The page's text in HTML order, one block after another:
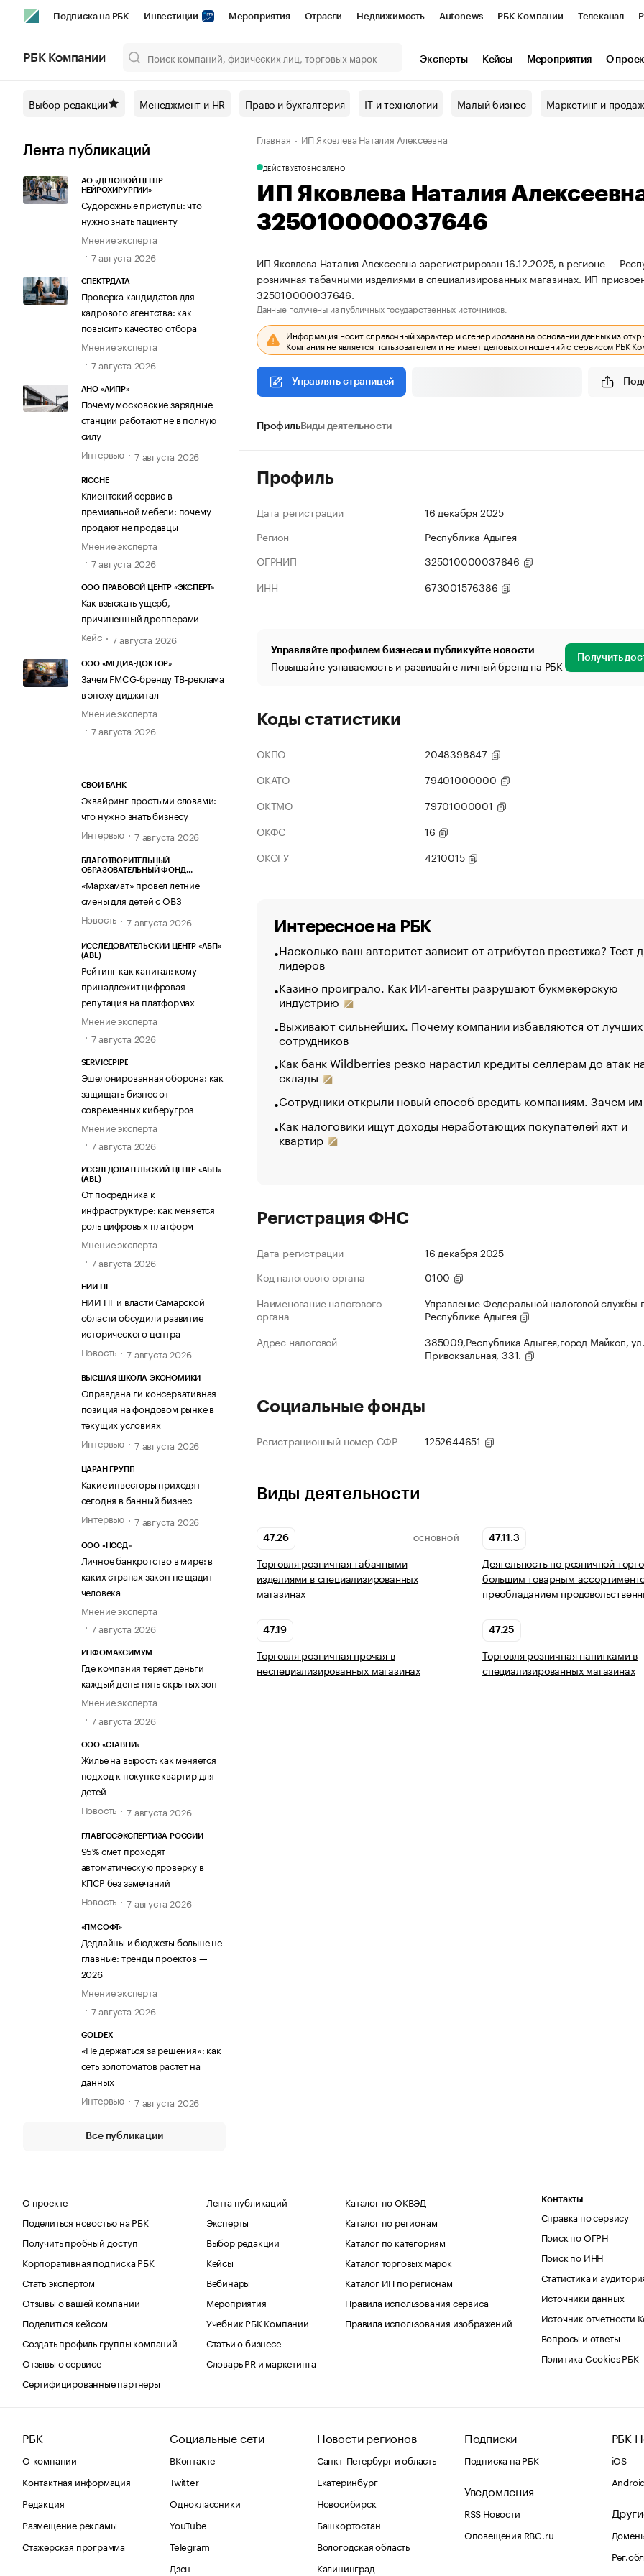
Подписка на РБК Инвестиции Мероприятия Отрасли Недвижимость Autonews РБК Компании Телеканал
Спецпроекты СПб Конференции СПб Спецпроекты Проверка контрагентов
Технологии и медиа Рынок наличной валюты
РБК Компании Эксперты Кейсы Мероприятия О
Выбор редакции Менеджмент и HR Право и бухгалтерия IT и технологии Малый бизнес Маркетинг и
Лента публикаций
АО «ДЕЛОВОЙ ЦЕНТР
НЕЙРОХИРУРГИИ»
Судорожные приступы: что
нужно знать пациенту
Мнение эксперта
7 августа 2026
СПЕКТРДАТА
Проверка кандидатов для
кадрового агентства: как
повысить качество отбора
Мнение эксперта
7 августа 2026
АНО «АИПР»
Почему московские зарядные
станции работают не в полную
силу
Интервью
7 августа 2026
RICCHE
Клиентский сервис в
премиальной мебели: почему
продают не продавцы
Мнение эксперта
7 августа 2026
ООО ПРАВОВОЙ ЦЕНТР «ЭКСПЕРТ»
Как взыскать ущерб,
причиненный дропперами
Кейс
7 августа 2026
ООО «МЕДИА-ДОКТОР»
Зачем FMCG-бренду ТВ-реклама
в эпоху диджитал
Мнение эксперта
7 августа 2026
СВОЙ БАНК
Эквайринг простыми словами:
что нужно знать бизнесу
Интервью
7 августа 2026
БЛАГОТВОРИТЕЛЬНЫЙ
ОБРАЗОВАТЕЛЬНЫЙ ФОНД
«Мархамат» провел летние
смены для детей с ОВЗ
Новость
7 августа 2026
ИССЛЕДОВАТЕЛЬСКИЙ ЦЕНТР «АБП»
(ABL)
Рейтинг как капитал: кому
принадлежит цифровая
репутация на платформах
Мнение эксперта
7 августа 2026
SERVICEPIPE
Эшелонированная оборона: как
защищать бизнес от
современных киберугроз
Мнение эксперта
7 августа 2026
ИССЛЕДОВАТЕЛЬСКИЙ ЦЕНТР «АБП»
(ABL)
От посредника к
инфраструктуре: как меняется
роль цифровых платформ
Мнение эксперта
7 августа 2026
НИИ ПГ
НИИ ПГ и власти Самарской
области обсудили развитие
исторического центра
Новость
7 августа 2026
ВЫСШАЯ ШКОЛА ЭКОНОМИКИ
Оправдана ли консервативная
позиция на фондовом рынке в
текущих условиях
Интервью
7 августа 2026
ЦАРАН ГРУПП
Какие инвесторы приходят
сегодня в банный бизнес
Интервью
7 августа 2026
ООО «НССД»
Личное банкротство в мире: в
каких странах закон не щадит
человека
Мнение эксперта
7 августа 2026
ИНФОМАКСИМУМ
Где компания теряет деньги
каждый день: пять скрытых зон
Мнение эксперта
7 августа 2026
ООО «СТАВНИ»
Жилье на вырост: как меняется
подход к покупке квартир для
детей
Новость
7 августа 2026
ГЛАВГОСЭКСПЕРТИЗА РОССИИ
95% смет проходят
автоматическую проверку в
КПСР без замечаний
Новость
7 августа 2026
«ПМСОФТ»
Дедлайны и бюджеты больше не
главные: тренды проектов —
2026
Мнение эксперта
7 августа 2026
GOLDEX
«Не держаться за решения»: как
сеть золотоматов растет на
данных
Интервью
7 августа 2026
Все публикации
Главная ИП Яковлева Наталия Алексеевна
ДЕЙСТВУЕТОБНОВЛЕНО
ИП Яковлева Наталия
325010000037646
ИП Яковлева Наталия Алексеевна зарегистрирован 16.12.2025, в регионе —
розничная табачными изделиями в специализированных магазинах. ИП
325010000037646.
Данные получены из публичных государственных источников.
Информация носит справочный характер и сгенерирована на основании данных из
Компания не является пользователем и не имеет деловых отношений с сервисом РБК
Управлять страницей
ПрофильВиды деятельности
Профиль
Дата регистрации
16 декабря 2025
Регион
Республика Адыгея
ОГРНИП
325010000037646
ИНН
673001576386
Управляйте профилем бизнеса и публикуйте новости
Повышайте узнаваемость и развивайте личный бренд на РБК Получить
Коды статистики
ОКПО
2048398847
ОКАТО
79401000000
ОКТМО
79701000001
ОКФС
16
ОКОГУ
4210015
Интересное на РБК
Насколько ваш авторитет зависит от атрибутов престижа? Тест
лидеров
Казино проиграло. Как ИИ-агенты разрушают букмекерскую
индустрию
Выживают сильнейших. Почему компании избавляются от лучших
сотрудников
Как банк Wildberries резко нарастил кредиты селлерам до атак
склады
Сотрудники открыли новый способ вредить компаниям. Зачем
Как налоговики ищут доходы неработающих покупателей яхт и
квартир
Регистрация ФНС
Дата регистрации
16 декабря 2025
Код налогового органа
0100
Наименование налогового
органа
Управление Федеральной налоговой службы
Республике Адыгея
Адрес налоговой
385009,Республика Адыгея,город Майкоп, ул.
Привокзальная, 331.
Социальные фонды
Регистрационный номер СФР 1252644651
Виды деятельности
47.26 ОСНОВНОЙ
Торговля розничная табачными
изделиями в специализированных
магазинах
47.11.3
Деятельность по розничной
большим товарным
преобладанием
47.19
Торговля розничная прочая в
неспециализированных магазинах
47.25
Торговля розничная напитками в
специализированных магазинах
О проекте
Поделиться новостью на РБК
Получить пробный доступ
Корпоративная подписка РБК
Стать экспертом
Отзывы о вашей компании
Поделиться кейсом
Создать профиль группы компаний
Отзывы о сервисе
Сертифицированные партнеры
Лента публикаций
Эксперты
Выбор редакции
Кейсы
Вебинары
Мероприятия
Учебник РБК Компании
Статьи о бизнесе
Словарь PR и маркетинга
Каталог по ОКВЭД
Каталог по регионам
Каталог по категориям
Каталог торговых марок
Каталог ИП по регионам
Правила использования сервиса
Правила использования изображений
Контакты
Справка по сервису
Поиск по ОГРН
Поиск по ИНН
Статистика и
Источники данных
Источник отчетности
Вопросы и ответы
Политика Cookies РБК
РБК
О компании
Контактная информация
Редакция
Размещение рекламы
Стажерская программа
Социальные сети
ВКонтакте
Twitter
Одноклассники
YouTube
Telegram
Дзен
Новости регионов
Санкт-Петербург и область
Екатеринбург
Новосибирск
Башкортостан
Вологодская область
Калининград
Подписки
Подписка на РБК
Уведомления
RSS Новости
Оповещения RBC.ru
РБК
iOS